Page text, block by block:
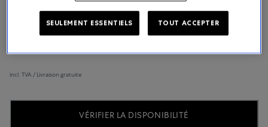
incl. TVA / Livraison gratuite
VÉRIFIER LA DISPONIBILITÉ
SEULEMENT ESSENTIELS TOUT ACCEPTER